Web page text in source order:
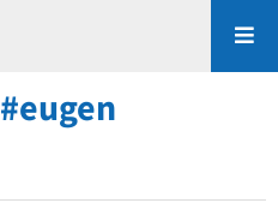
#eugen